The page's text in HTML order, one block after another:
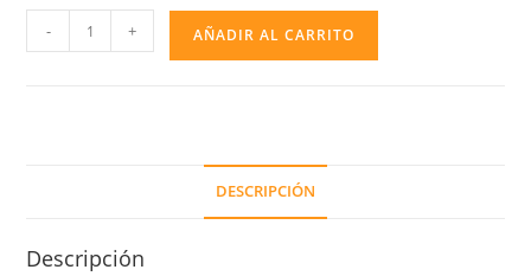
BATERÍA
3
- + AÑADIR AL CARRITO
DESCRIPCIÓN
Descripción